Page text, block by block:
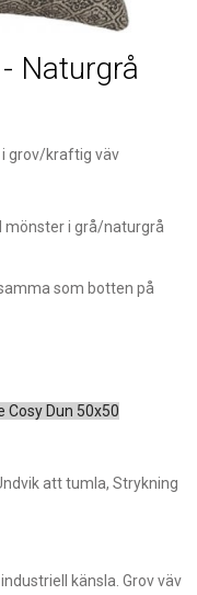
Naturgrå
grov/kraftig väv
mönster i grå/naturgrå
som botten på
Cosy Dun 50x50
att tumla, Strykning
känsla. Grov väv